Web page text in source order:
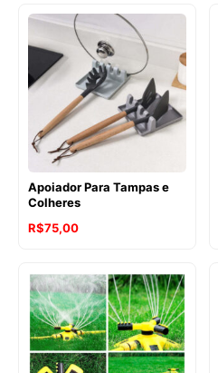
Apoiador Para Tampas e
Colheres
R$75,00